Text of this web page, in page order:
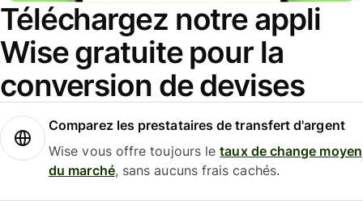
Téléchargez notre appli
Wise gratuite pour la
conversion de devises
Comparez les prestataires de transfert d'argent
Wise vous offre toujours letaux de change moyen
du marché, sans aucuns frais cachés.